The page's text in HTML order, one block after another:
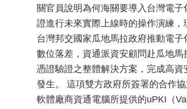
關官員說明為何海關要導入台灣電
證進行未來實際上線時的操作演練
台灣邦交國家瓜地馬拉政府推動電
數位落差，資通派資安顧問赴瓜地
憑證驗證之整體解決方案，完成高
發生。 這項雙方政府所簽署的合作
軟體廠商資通電腦所提供的uPKI（